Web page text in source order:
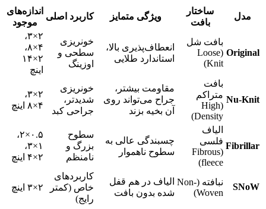
مدل
ساختار
بافت
ویژگی متمایز کاربرد اصلی
اندازه‌های
موجود
Original
بافت شل
(Loose
Knit)
انعطاف‌پذیری بالا،
استاندارد طلایی
خونریزی
سطحی و
اوزینگ
۲×۳،
۴×۸،
۲×۱۴
اینچ
Nu-Knit
بافت
متراکم
(High
Density)
مقاومت بیشتر،
جراح می‌تواند روی
آن بخیه بزند
خونریزی
شدیدتر،
جراحی کبد
۲×۳،
۴×۸ اینچ
Fibrillar
الیاف
فلسی
(Fibrous
fleece)
چسبندگی عالی به
سطوح ناهموار
سطوح
بزرگ و
نامنظم
۰.۵×۲،
۱×۳،
۲×۴ اینچ
SNoW
نبافته (Non-
Woven)
الیاف در هم قفل
شده بدون بافت
کاربردهای
خاص (کمتر
رایج)
۲×۳ اینچ